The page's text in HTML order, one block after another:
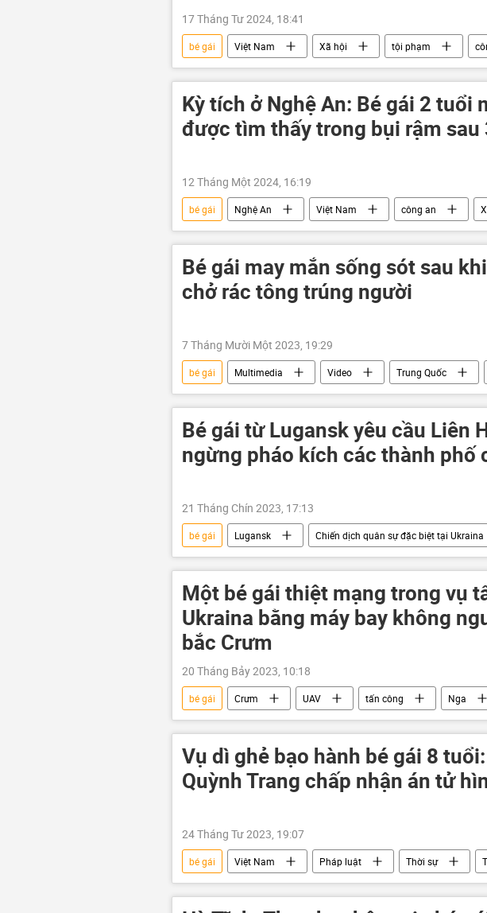
17 Tháng Tư 2024, 18:41
bé gái Việt Nam Xã hội tội phạm
mang thai
công an Hà Nội xét nghiệm ADN
Kỳ tích ở Nghệ An: Bé gái 2 tuổi
được tìm thấy trong bụi rậm sau
12 Tháng Một 2024, 16:19
bé gái Nghệ An Việt Nam công an
Bé gái may mắn sống sót sau
chở rác tông trúng người
7 Tháng Mười Một 2023, 19:29
bé gái Multimedia Video Trung Quốc
Bé gái từ Lugansk yêu cầu Liên
ngừng pháo kích các thành phố
21 Tháng Chín 2023, 17:13
bé gái Lugansk Chiến dịch quân sự đặc biệt tại Ukraina
Ukraina
Cuộc khủng hoảng ở Ukraina Thế giới
Một bé gái thiệt mạng trong vụ
Ukraina bằng máy bay không
bắc Crưm
20 Tháng Bảy 2023, 10:18
bé gái Crưm UAV tấn công Nga
Chiến dịch quân sự đặc biệt tại Ukraina
Thế giới
Vụ dì ghẻ bạo hành bé gái 8
Quỳnh Trang chấp nhận án tử
24 Tháng Tư 2023, 19:07
bé gái Việt Nam Pháp luật Thời sự